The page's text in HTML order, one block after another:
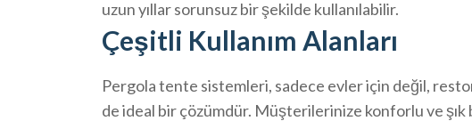
uzun yıllar sorunsuz bir şekilde kullanılabilir.
Çeşitli Kullanım Alanları
Pergola tente sistemleri, sadece evler için değil,
de ideal bir çözümdür. Müşterilerinize konforlu ve şık